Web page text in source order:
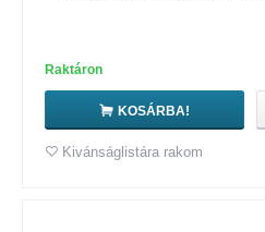
Raktáron
KOSÁRBA!
Kivánságlistára rakom